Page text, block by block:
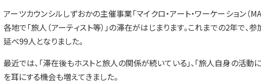
アーツカウンシルしずおかの主催事業「マイクロ・アート・ワーケーション（
各地で「旅人（アーティスト等）」の滞在がはじまります。これまでの2年で
延べ99人となりました。
最近では、「滞在後もホストと旅人の関係が続いている」、「旅人自身の活動
を耳にする機会も増えてきました。